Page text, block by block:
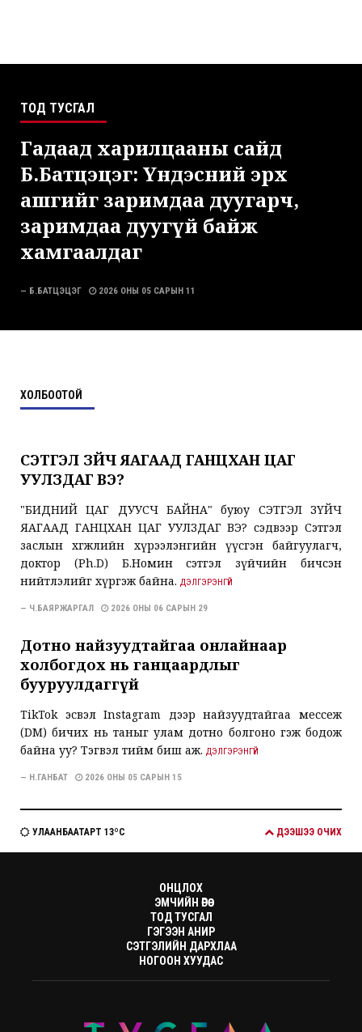
ТОД ТУСГАЛ
Гадаад харилцааны сайд
Б.Батцэцэг: Үндэсний эрх
ашгийг заримдаа дуугарч,
заримдаа дуугүй байж
хамгаалдаг
— Б.БАТЦЭЦЭГ 2026 ОНЫ 05 САРЫН 11
ХОЛБООТОЙ
СЭТГЭЛ ЗҮЙЧ ЯАГААД ГАНЦХАН ЦАГ
УУЛЗДАГ ВЭ?
"БИДНИЙ ЦАГ ДУУСЧ БАЙНА" буюу СЭТГЭЛ ЗҮЙЧ
ЯАГААД ГАНЦХАН ЦАГ УУЛЗДАГ ВЭ? сэдвээр Сэтгэл
заслын хөгжлийн хүрээлэнгийн үүсгэн байгуулагч,
доктор (Ph.D) Б.Номин сэтгэл зүйчийн бичсэн
нийтлэлийг хүргэж байна. ДЭЛГЭРЭНГҮЙ
— Ч.БАЯРЖАРГАЛ 2026 ОНЫ 06 САРЫН 29
Дотно найзуудтайгаа онлайнаар
холбогдох нь ганцаардлыг
бууруулдаггүй
TikTok эсвэл Instagram дээр найзуудтайгаа мессеж
(DM) бичих нь таныг улам дотно болгоно гэж бодож
байна уу? Тэгвэл тийм биш аж. ДЭЛГЭРЭНГҮЙ
— Н.ГАНБАТ 2026 ОНЫ 05 САРЫН 15
ДЭЭШЭЭ ОЧИХ
УЛААНБААТАРТ 13ºC
ОНЦЛОХ
ЭМЧИЙН ӨРӨӨ
ТОД ТУСГАЛ
ГЭГЭЭН АНИР
СЭТГЭЛИЙН ДАРХЛАА
НОГООН ХУУДАС